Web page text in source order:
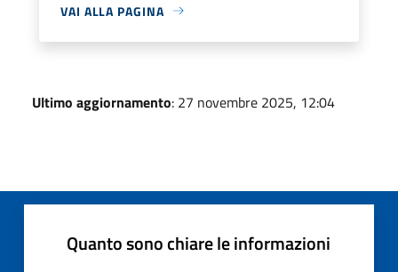
VAI ALLA PAGINA
Ultimo aggiornamento: 27 novembre 2025, 12:04
Quanto sono chiare le informazioni